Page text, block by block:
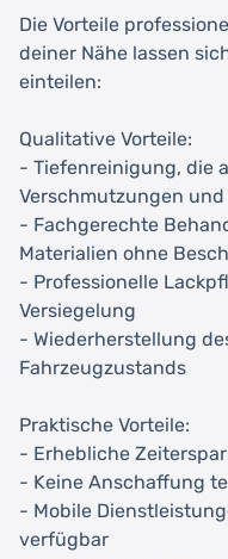
Die Vorteile
deiner Nähe lassen
einteilen:
Qualitative Vorteile:
- Tiefenreinigung, die
Verschmutzungen
- Fachgerechte
Materialien ohne
- Professionelle
Versiegelung
- Wiederherstellung
Fahrzeugzustands
Praktische Vorteile:
- Erhebliche
- Keine Anschaffung
- Mobile
verfügbar